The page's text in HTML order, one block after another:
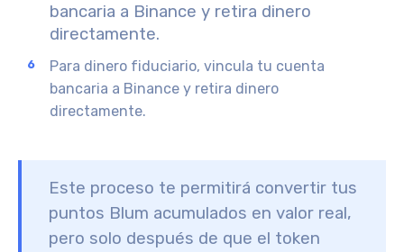
bancaria a Binance y retira dinero
directamente.
Para dinero fiduciario, vincula tu cuenta
bancaria a Binance y retira dinero
directamente.
Este proceso te permitirá convertir tus
puntos Blum acumulados en valor real,
pero solo después de que el token